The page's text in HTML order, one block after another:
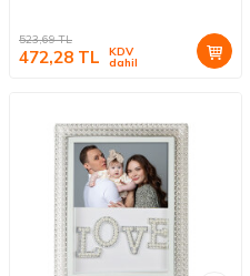
523,69TL
472,28 TL KDV
dahil